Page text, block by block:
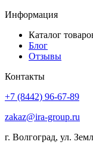
Информация
Каталог
Блог
Отзывы
Контакты
+7 (8442) 96-67-89
zakaz@ira-group.ru
г. Волгоград, ул.